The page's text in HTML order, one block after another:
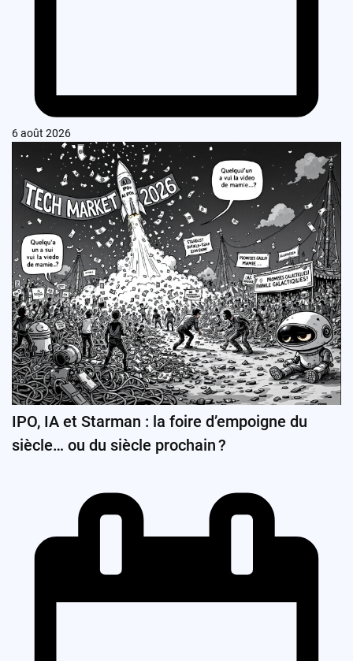
6 août 2026
IPO, IA et Starman : la foire d’empoigne du
siècle… ou du siècle prochain ?